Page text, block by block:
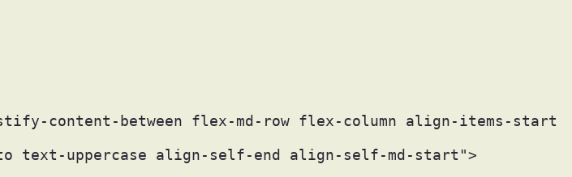
content-between flex-md-row flex-column align-items-start
text-uppercase align-self-end align-self-md-start">